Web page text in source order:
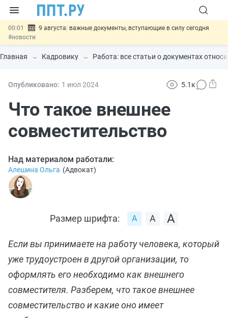
00:01
9 августа: важные документы, вступающие в силу сегодня
#новости
07.08 Подписан закон о блокировке продажи опасных товаров через
«Честный знак»#новости
07.08 Госпошлину за устранение ошибок в документах предлагают
07.08
отношений
#новости
Главная Кадровику Работа: все статьи о документах
Опубликовано: 1 июл 2024 5.1к
Что такое внешнее
совместительство
Над материалом работали:
Алешина Ольга (Адвокат)
Размер шрифта:
Если вы принимаете на работу человека, который
уже трудоустроен в другой организации, то
оформлять его необходимо как внешнего
совместителя. Разберем, что такое внешнее
совместительство и какие оно имеет